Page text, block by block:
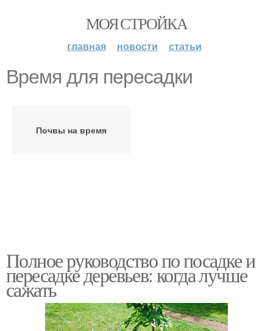
МОЯ СТРОЙКА
главная новости статьи
Время для пересадки
Почвы на время
Полное руководство по посадке и
пересадке деревьев: когда лучше
сажать